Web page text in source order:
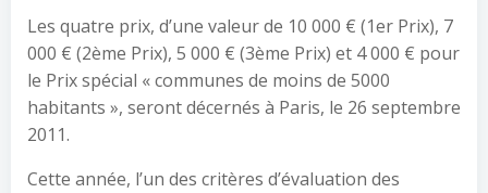
Les quatre prix, d’une valeur de 10 000 € (1er Prix), 7
000 € (2ème Prix), 5 000 € (3ème Prix) et 4 000 € pour
le Prix spécial « communes de moins de 5000
habitants », seront décernés à Paris, le 26 septembre
2011.
Cette année, l’un des critères d’évaluation des